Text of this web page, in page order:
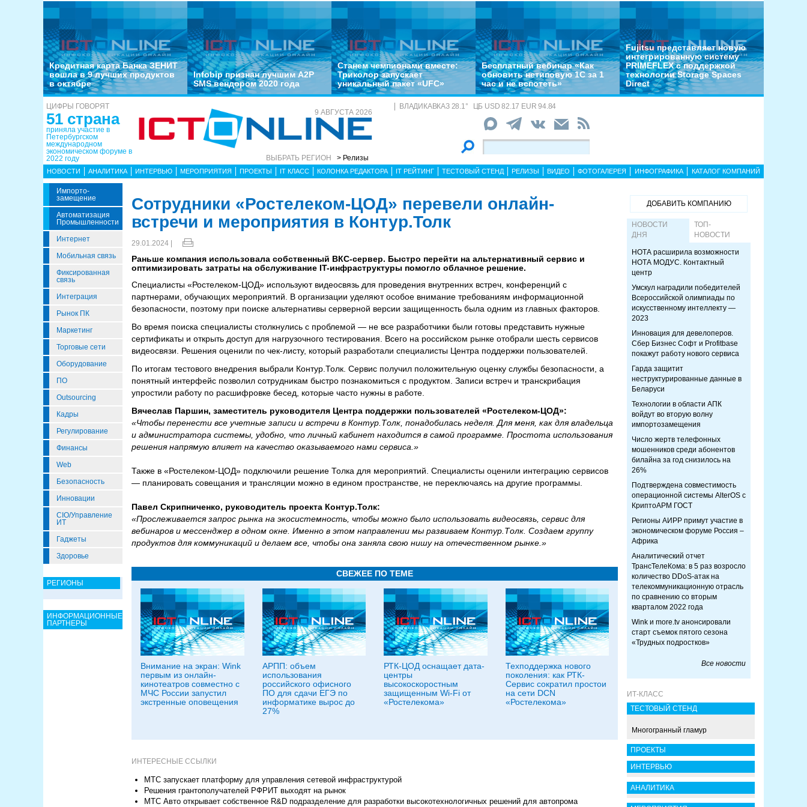
Кредитная карта Банка ЗЕНИТ
вошла в 9 лучших продуктов
в октябре
Infobip признан лучшим A2P
SMS вендором 2020 года
Станем чемпионами вместе:
Триколор запускает
уникальный пакет «UFC»
Бесплатный вебинар «Как
обновить нетиповую 1С за 1
час и не вспотеть»
Fujitsu представляет новую
интегрированную систему
PRIMEFLEX с поддержкой
технологии Storage Spaces
Direct
ЦИФРЫ ГОВОРЯТ
51 страна
приняла участие в
Петербургском
международном
экономическом форуме в
2022 году
9 АВГУСТА 2026
ВЫБРАТЬ РЕГИОН > Релизы
ВЛАДИКАВКАЗ 28.1° ЦБ USD 82.17 EUR 94.84
НОВОСТИ АНАЛИТИКА ИНТЕРВЬЮ МЕРОПРИЯТИЯ ПРОЕКТЫ IT КЛАСС КОЛОНКА РЕДАКТОРА IT РЕЙТИНГ ТЕСТОВЫЙ СТЕНД РЕЛИЗЫ ВИДЕО ФОТОГАЛЕРЕЯ ИНФОГРАФИКА КАТАЛОГ КОМПАНИЙ
Импорто­
Замещение
Автоматизация
Промышленности
Интернет
Мобильная связь
Фиксированная
связь
Интеграция
Рынок ПК
Маркетинг
Торговые сети
Оборудование
ПО
Outsourcing
Кадры
Регулирование
Финансы
Web
Безопасность
Инновации
CIO/Управление
ИТ
Гаджеты
Здоровье
РЕГИОНЫ
ИНФОРМАЦИОННЫЕ
ПАРТНЕРЫ
Сотрудники «Ростелеком-ЦОД» перевели онлайн-
встречи и мероприятия в Контур.Толк
29.01.2024 |
Раньше компания использовала собственный ВКС-сервер. Быстро перейти на альтернативный сервис и
оптимизировать затраты на обслуживание IT-инфраструктуры помогло облачное решение.
Специалисты «Ростелеком-ЦОД» используют видеосвязь для проведения внутренних встреч, конференций с
партнерами, обучающих мероприятий. В организации уделяют особое внимание требованиям информационной
безопасности, поэтому при поиске альтернативы серверной версии защищенность была одним из главных факторов.
Во время поиска специалисты столкнулись с проблемой — не все разработчики были готовы представить нужные
сертификаты и открыть доступ для нагрузочного тестирования. Всего на российском рынке отобрали шесть сервисов
видеосвязи. Решения оценили по чек-листу, который разработали специалисты Центра поддержки пользователей.
По итогам тестового внедрения выбрали Контур.Толк. Сервис получил положительную оценку службы безопасности, а
понятный интерфейс позволил сотрудникам быстро познакомиться с продуктом. Записи встреч и транскрибация
упростили работу по расшифровке бесед, которые часто нужны в работе.
Вячеслав Паршин, заместитель руководителя Центра поддержки пользователей «Ростелеком-ЦОД»:
«Чтобы перенести все учетные записи и встречи в Контур.Толк, понадобилась неделя. Для меня, как для владельца
и администратора системы, удобно, что личный кабинет находится в самой программе. Простота использования
решения напрямую влияет на качество оказываемого нами сервиса.»
Также в «Ростелеком-ЦОД» подключили решение Толка для мероприятий. Специалисты оценили интеграцию сервисов
— планировать совещания и трансляции можно в едином пространстве, не переключаясь на другие программы.
Павел Скрипниченко, руководитель проекта Контур.Толк:
«Прослеживается запрос рынка на экосистемность, чтобы можно было использовать видеосвязь, сервис для
вебинаров и мессенджер в одном окне. Именно в этом направлении мы развиваем Контур.Толк. Создаем группу
продуктов для коммуникаций и делаем все, чтобы она заняла свою нишу на отечественном рынке.»
СВЕЖЕЕ ПО ТЕМЕ
Внимание на экран: Wink
первым из онлайн-
кинотеатров совместно с
МЧС России запустил
экстренные оповещения
АРПП: объем
использования
российского офисного
ПО для сдачи ЕГЭ по
информатике вырос до
27%
РТК-ЦОД оснащает дата-
центры
высокоскоростным
защищенным Wi-Fi от
«Ростелекома»
Техподдержка нового
поколения: как РТК-
Сервис сократил простои
на сети DCN
«Ростелекома»
ИНТЕРЕСНЫЕ ССЫЛКИ
МТС запускает платформу для управления сетевой инфраструктурой
Решения грантополучателей РФРИТ выходят на рынок
МТС Авто открывает собственное R&D подразделение для разработки высокотехнологичных решений для автопрома
ДОБАВИТЬ КОМПАНИЮ
НОВОСТИ
ДНЯ
ТОП-
НОВОСТИ
НОТА расширила возможности
НОТА МОДУС. Контактный
центр
Умскул наградили победителей
Всероссийской олимпиады по
искусственному интеллекту —
2023
Инновация для девелоперов.
Сбер Бизнес Софт и Profitbase
покажут работу нового сервиса
Гарда защитит
неструктурированные данные в
Беларуси
Технологии в области АПК
войдут во вторую волну
импортозамещения
Число жертв телефонных
мошенников среди абонентов
билайна за год снизилось на
26%
Подтверждена совместимость
операционной системы AlterOS с
КриптоАРМ ГОСТ
Регионы АИРР примут участие в
экономическом форуме Россия –
Африка
Аналитический отчет
ТрансТелеКома: в 5 раз возросло
количество DDoS-атак на
телекоммуникационную отрасль
по сравнению со вторым
кварталом 2022 года
Wink и more.tv анонсировали
старт съемок пятого сезона
«Трудных подростков»
Все новости
ИТ-КЛАСС
ТЕСТОВЫЙ СТЕНД
Многогранный гламур
ПРОЕКТЫ
ИНТЕРВЬЮ
АНАЛИТИКА